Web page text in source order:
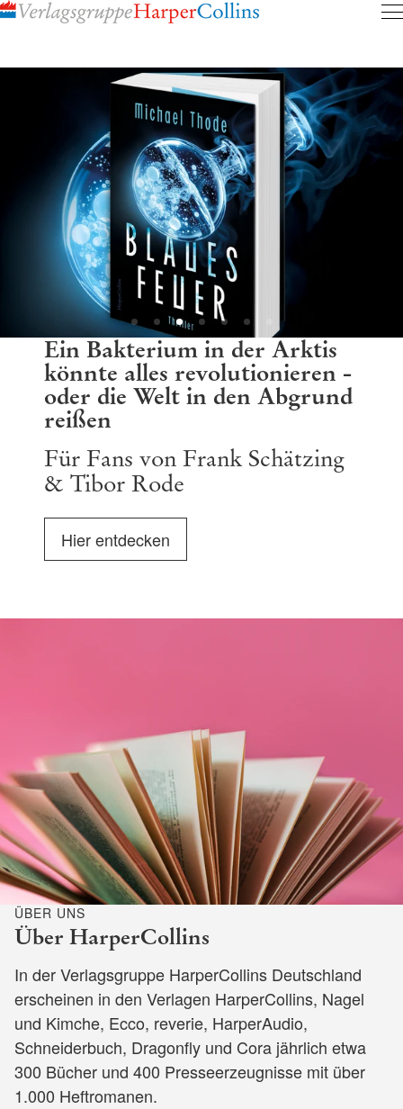
Ein Bakterium in der Arktis
könnte alles revolutionieren -
oder die Welt in den Abgrund
reißen
Für Fans von Frank Schätzing
& Tibor Rode
Hier entdecken
ÜBER UNS
Über HarperCollins
In der Verlagsgruppe HarperCollins Deutschland
erscheinen in den Verlagen HarperCollins, Nagel
und Kimche, Ecco, reverie, HarperAudio,
Schneiderbuch, Dragonfly und Cora jährlich etwa
300 Bücher und 400 Presseerzeugnisse mit über
1.000 Heftromanen.